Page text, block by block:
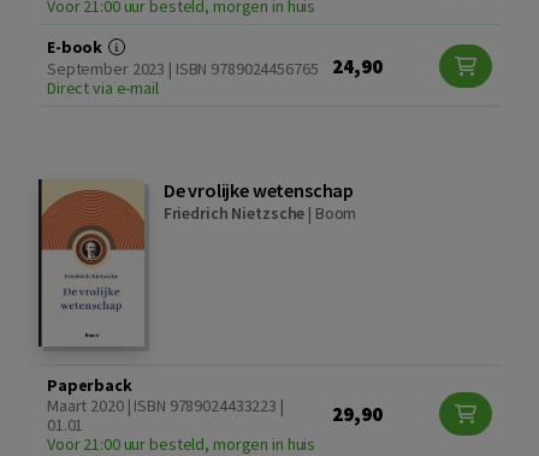
Voor 21:00 uur besteld, morgen in huis
E-book
September 2023 | ISBN 9789024456765
Direct via e-mail
24,90
De vrolijke wetenschap
Friedrich Nietzsche | Boom
Paperback
Maart 2020 | ISBN 9789024433223 |
01.01
Voor 21:00 uur besteld, morgen in huis
29,90